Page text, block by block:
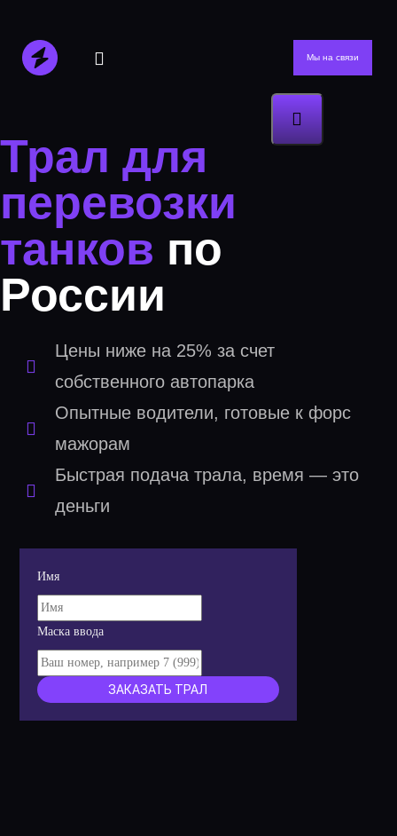
Мы на связи
Трал для
перевозки
танков по
России
Цены ниже на 25% за счет
собственного автопарка
Опытные водители, готовые к форс
мажорам
Быстрая подача трала, время — это
деньги
Имя
Маска ввода
ЗАКАЗАТЬ ТРАЛ